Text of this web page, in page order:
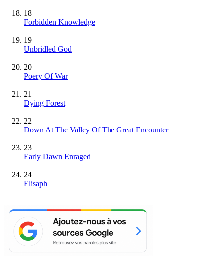
18
Forbidden Knowledge
19
Unbridled God
20
Poery Of War
21
Dying Forest
22
Down At The Valley Of The Great Encounter
23
Early Dawn Enraged
24
Elisaph